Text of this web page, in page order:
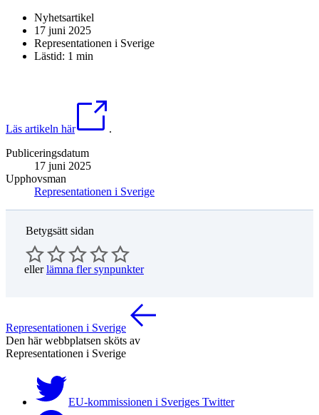
Nyhetsartikel
17 juni 2025
Representationen i Sverige
Lästid: 1 min
Läs artikeln här
.
Publiceringsdatum
17 juni 2025
Upphovsman
Representationen i Sverige
Betygsätt sidan
ellerlämna fler synpunkter
Representationen i Sverige
Den här webbplatsen sköts av
Representationen i Sverige
EU-kommissionen i Sveriges Twitter